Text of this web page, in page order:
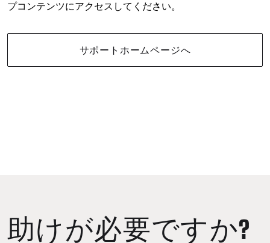
プコンテンツにアクセスしてください。
サポートホームページへ
助けが必要ですか?